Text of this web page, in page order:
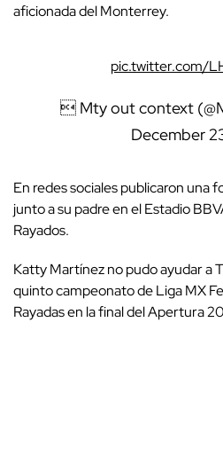
aficionada del Monterrey.
pic.twitter.com/
 Mty out context
December
En redes sociales publicaron una
junto a su padre en el Estadio
Rayados.
Katty Martínez no pudo ayudar a
quinto campeonato de Liga MX
Rayadas en la final del Apertura